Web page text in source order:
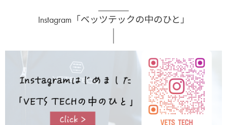
Instagram「ベッツテックの中のひと」